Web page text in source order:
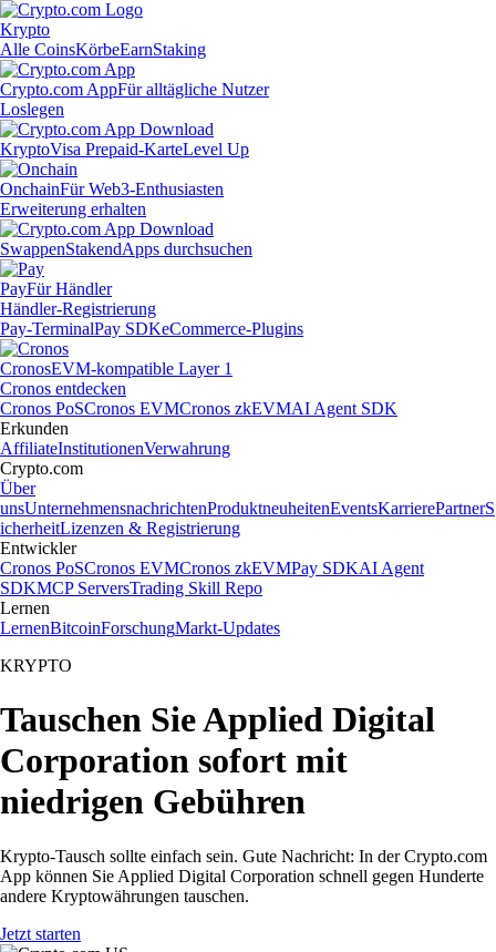
Krypto
Alle CoinsKörbeEarnStaking
Crypto.com AppFür alltägliche Nutzer
Loslegen
KryptoVisa Prepaid-KarteLevel Up
OnchainFür Web3-Enthusiasten
Erweiterung erhalten
SwappenStakendApps durchsuchen
PayFür Händler
Händler-Registrierung
Pay-TerminalPay SDKeCommerce-Plugins
CronosEVM-kompatible Layer 1
Cronos entdecken
Cronos PoSCronos EVMCronos zkEVMAI Agent SDK
Erkunden
AffiliateInstitutionenVerwahrung
Crypto.com
Über
unsUnternehmensnachrichtenProduktneuheitenEventsKarrierePartnerS
icherheitLizenzen & Registrierung
Entwickler
Cronos PoSCronos EVMCronos zkEVMPay SDKAI Agent
SDKMCP ServersTrading Skill Repo
Lernen
LernenBitcoinForschungMarkt-Updates
KRYPTO
Tauschen Sie Applied Digital
Corporation sofort mit
niedrigen Gebühren
Krypto-Tausch sollte einfach sein. Gute Nachricht: In der Crypto.com
App können Sie Applied Digital Corporation schnell gegen Hunderte
andere Kryptowährungen tauschen.
Jetzt starten